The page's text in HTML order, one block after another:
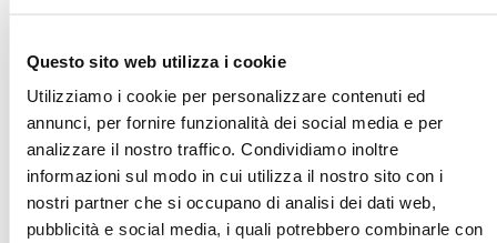
Questo sito web utilizza i cookie
Utilizziamo i cookie per personalizzare contenuti ed
annunci, per fornire funzionalità dei social media e per
analizzare il nostro traffico. Condividiamo inoltre
informazioni sul modo in cui utilizza il nostro sito con i
nostri partner che si occupano di analisi dei dati web,
pubblicità e social media, i quali potrebbero combinarle con
in quanto può essere costoso. Contatteremo il tuo
debitore danese per richiedere il pagamento. In casi
specifici, faremo anche una conversazione faccia a
faccia con il tuo debitore danese. Se il debitore non
paga entro un determinato periodo di tempo,